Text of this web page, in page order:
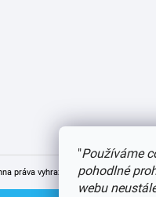
"Používáme
pohodlné
webu
práva vyhrazena.Upravit nastavení